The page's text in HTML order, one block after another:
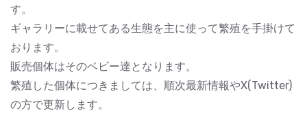
す。
ギャラリーに載せてある生態を主に使って繁殖を手掛けて
おります。
販売個体はそのベビー達となります。
繁殖した個体につきましては、順次最新情報やX(Twitter)
の方で更新します。